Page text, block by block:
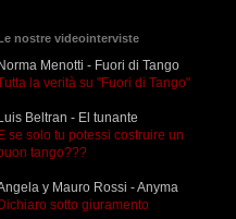
Le nostre videointerviste
Norma Menotti - Fuori di Tango
la verità su "Fuori di Tango"
Luis Beltran - El tunante
E se solo tu potessi costruire un
tango???
y Mauro Rossi - Anyma
Dichiaro sotto giuramento